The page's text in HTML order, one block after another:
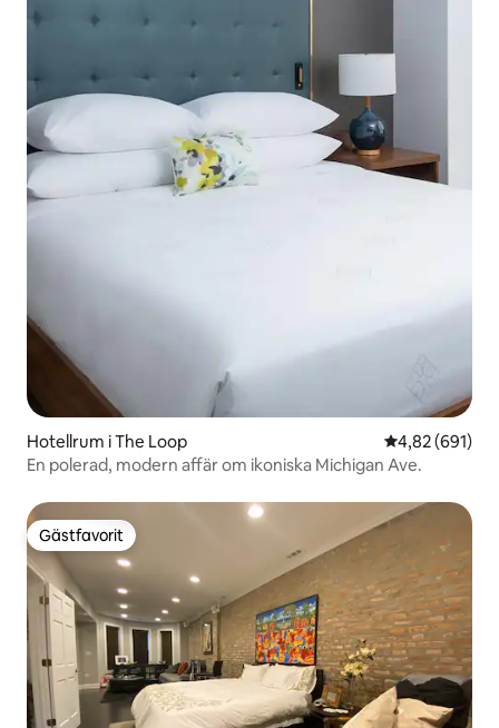
Hotellrum i The Loop 4,82 av 5 i
4,82 (691)
En polerad, modern affär om ikoniska Michigan Ave.
Gästfavorit
Gästfavorit